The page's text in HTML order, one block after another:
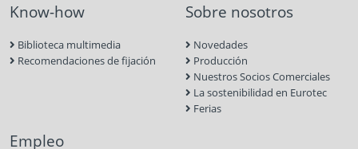
Know-how
Biblioteca multimedia
Recomendaciones de fijación
Sobre nosotros
Novedades
Producción
Nuestros Socios Comerciales
La sostenibilidad en Eurotec
Ferias
Empleo